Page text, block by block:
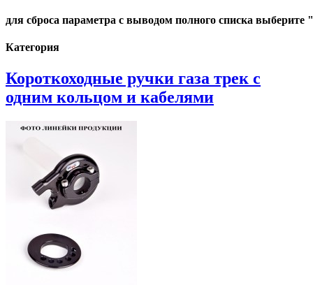
для сброса параметра с выводом полного списка
Категория
Короткоходные ручки газа трек с
одним кольцом и кабелями